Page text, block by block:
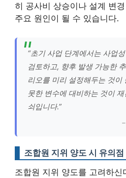
히 공사비 상승이나 설계 변
주요 원인이 될 수 있습니다.
“초기 사업 단계에서는 사업
검토하고, 향후 발생 가능한
리오를 미리 설정해두는 것이
못한 변수에 대비하는 것이
쇠입니다.”
조합원 지위 양도 시 유의점
조합원 지위 양도를 고려하